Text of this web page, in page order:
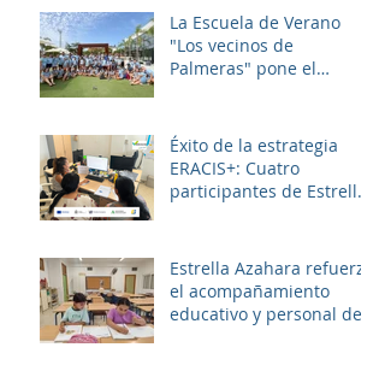
La Escuela de Verano
"Los vecinos de
Palmeras" pone el
convivencia y diversión.
Éxito de la estrategia
ERACIS+: Cuatro
participantes de Estrella
sociosanitario
Estrella Azahara refuerza
el acompañamiento
educativo y personal del